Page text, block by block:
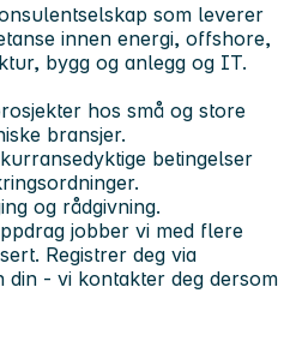
som leverer
innen energi, offshore,
bygg og anlegg og IT.
hos små og store
bransjer.
betingelser
og rådgivning.
jobber vi med flere
Registrer deg via
din - vi kontakter deg dersom